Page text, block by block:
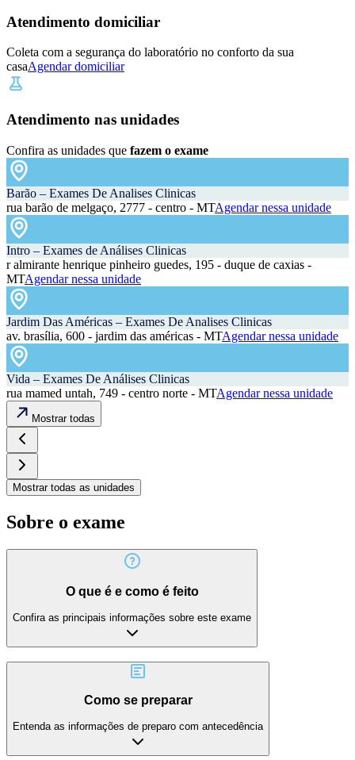
Atendimento domiciliar
Coleta com a segurança do laboratório no conforto da sua
casaAgendar domiciliar
Atendimento nas unidades
Confira as unidades que fazem o exame
Barão – Exames De Analises Clinicas
rua barão de melgaço, 2777 - centro - MTAgendar nessa unidade
Intro – Exames de Análises Clinicas
r almirante henrique pinheiro guedes, 195 - duque de caxias -
MTAgendar nessa unidade
Jardim Das Américas – Exames De Analises Clinicas
av. brasília, 600 - jardim das américas - MTAgendar nessa unidade
Vida – Exames De Análises Clinicas
rua mamed untah, 749 - centro norte - MTAgendar nessa unidade
Mostrar todas
Mostrar todas as unidades
Sobre o exame
O que é e como é feito
Confira as principais informações sobre este exame
Como se preparar
Entenda as informações de preparo com antecedência